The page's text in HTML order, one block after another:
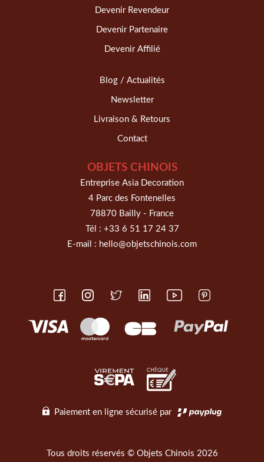
Devenir Revendeur
Devenir Partenaire
Devenir Affilié
Blog / Actualités
Newsletter
Livraison & Retours
Contact
OBJETS CHINOIS
Entreprise Asia Decoration
4 Parc des Fontenelles
78870 Bailly - France
Tél : +33 6 51 17 24 37
E-mail : hello@objetschinois.com
Paiement en ligne sécurisé par
Tous droits réservés © Objets Chinois 2026